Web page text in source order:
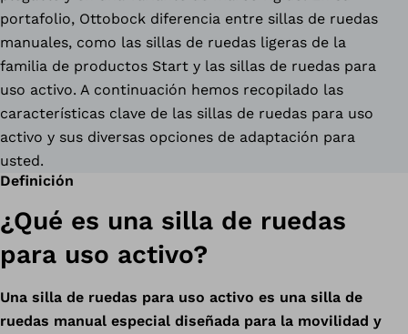
portafolio, Ottobock diferencia entre sillas de ruedas
manuales, como las sillas de ruedas ligeras de la
familia de productos Start y las sillas de ruedas para
uso activo. A continuación hemos recopilado las
características clave de las sillas de ruedas para uso
activo y sus diversas opciones de adaptación para
usted.
Definición
¿Qué es una silla de ruedas
para uso activo?
Una silla de ruedas para uso activo es una silla de
ruedas manual especial diseñada para la movilidad y